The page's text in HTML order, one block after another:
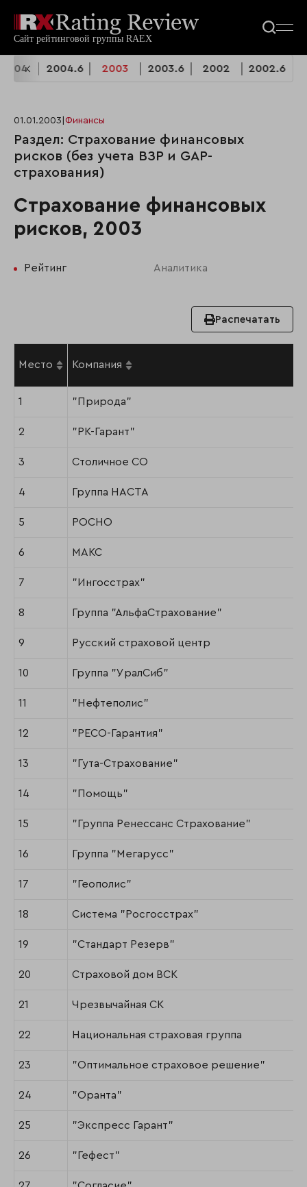
2004 2004.6 2003 2003.6 2002 2002.6
01.01.2003 Финансы
Раздел: Страхование финансовых
рисков (без учета ВЗР и GAP-
страхования)
Страхование финансовых
рисков, 2003
Рейтинг Аналитика
Распечатать
Место Компания
1 "Природа"
2 "РК-Гарант"
3 Столичное СО
4 Группа НАСТА
5 РОСНО
6 МАКС
7 "Ингосстрах"
8 Группа "АльфаСтрахование"
9 Русский страховой центр
10 Группа "УралСиб"
11 "Нефтеполис"
12 "РЕСО-Гарантия"
13 "Гута-Страхование"
14 "Помощь"
15 "Группа Ренессанс Страхование"
16 Группа "Мегарусс"
17 "Геополис"
18 Система "Росгосстрах"
19 "Стандарт Резерв"
20 Страховой дом ВСК
21 Чрезвычайная СК
22 Национальная страховая группа
23 "Оптимальное страховое решение"
24 "Оранта"
25 "Экспресс Гарант"
26 "Гефест"